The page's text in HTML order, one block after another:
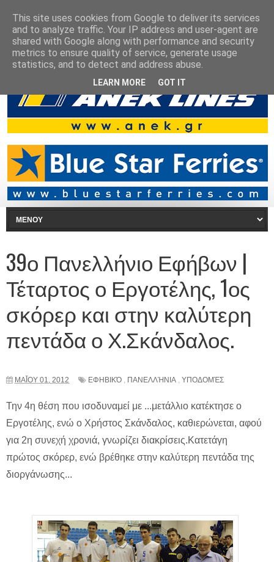
39ο Πανελλήνιο Εφήβων |
Τέταρτος ο Εργοτέλης, 1ος
σκόρερ και στην καλύτερη
πεντάδα ο Χ.Σκάνδαλος.
ΜΑΪ́ΟΥ 01, 2012 ΕΦΗΒΙΚΌ , ΠΑΝΕΛΛΉΝΙΑ , ΥΠΟΔΟΜΈΣ
Την 4η θέση που ισοδυναμεί με ...μετάλλιο κατέκτησε ο
Εργοτέλης, ενώ ο Χρήστος Σκάνδαλος, καθιερώνεται, αφού
για 2η συνεχή χρονιά, γνωρίζει διακρίσεις.Κατετάγη
πρώτος σκόρερ, ενώ βρέθηκε στην καλύτερη πεντάδα της
διοργάνωσης...
This site uses cookies from Google to deliver its services
and to analyze traffic. Your IP address and user-agent are
shared with Google along with performance and security
metrics to ensure quality of service, generate usage
statistics, and to detect and address abuse.
LEARN MORE GOT IT